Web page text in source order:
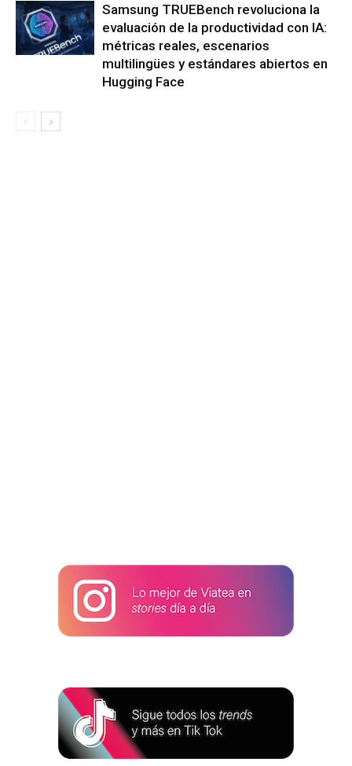
Samsung TRUEBench revoluciona la
evaluación de la productividad con IA:
métricas reales, escenarios
multilingües y estándares abiertos en
Hugging Face